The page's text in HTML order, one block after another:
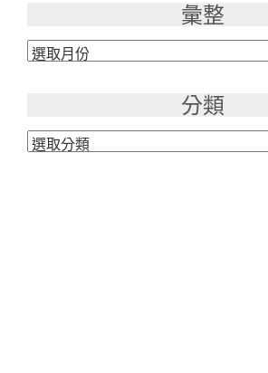
彙整
彙
分類
分